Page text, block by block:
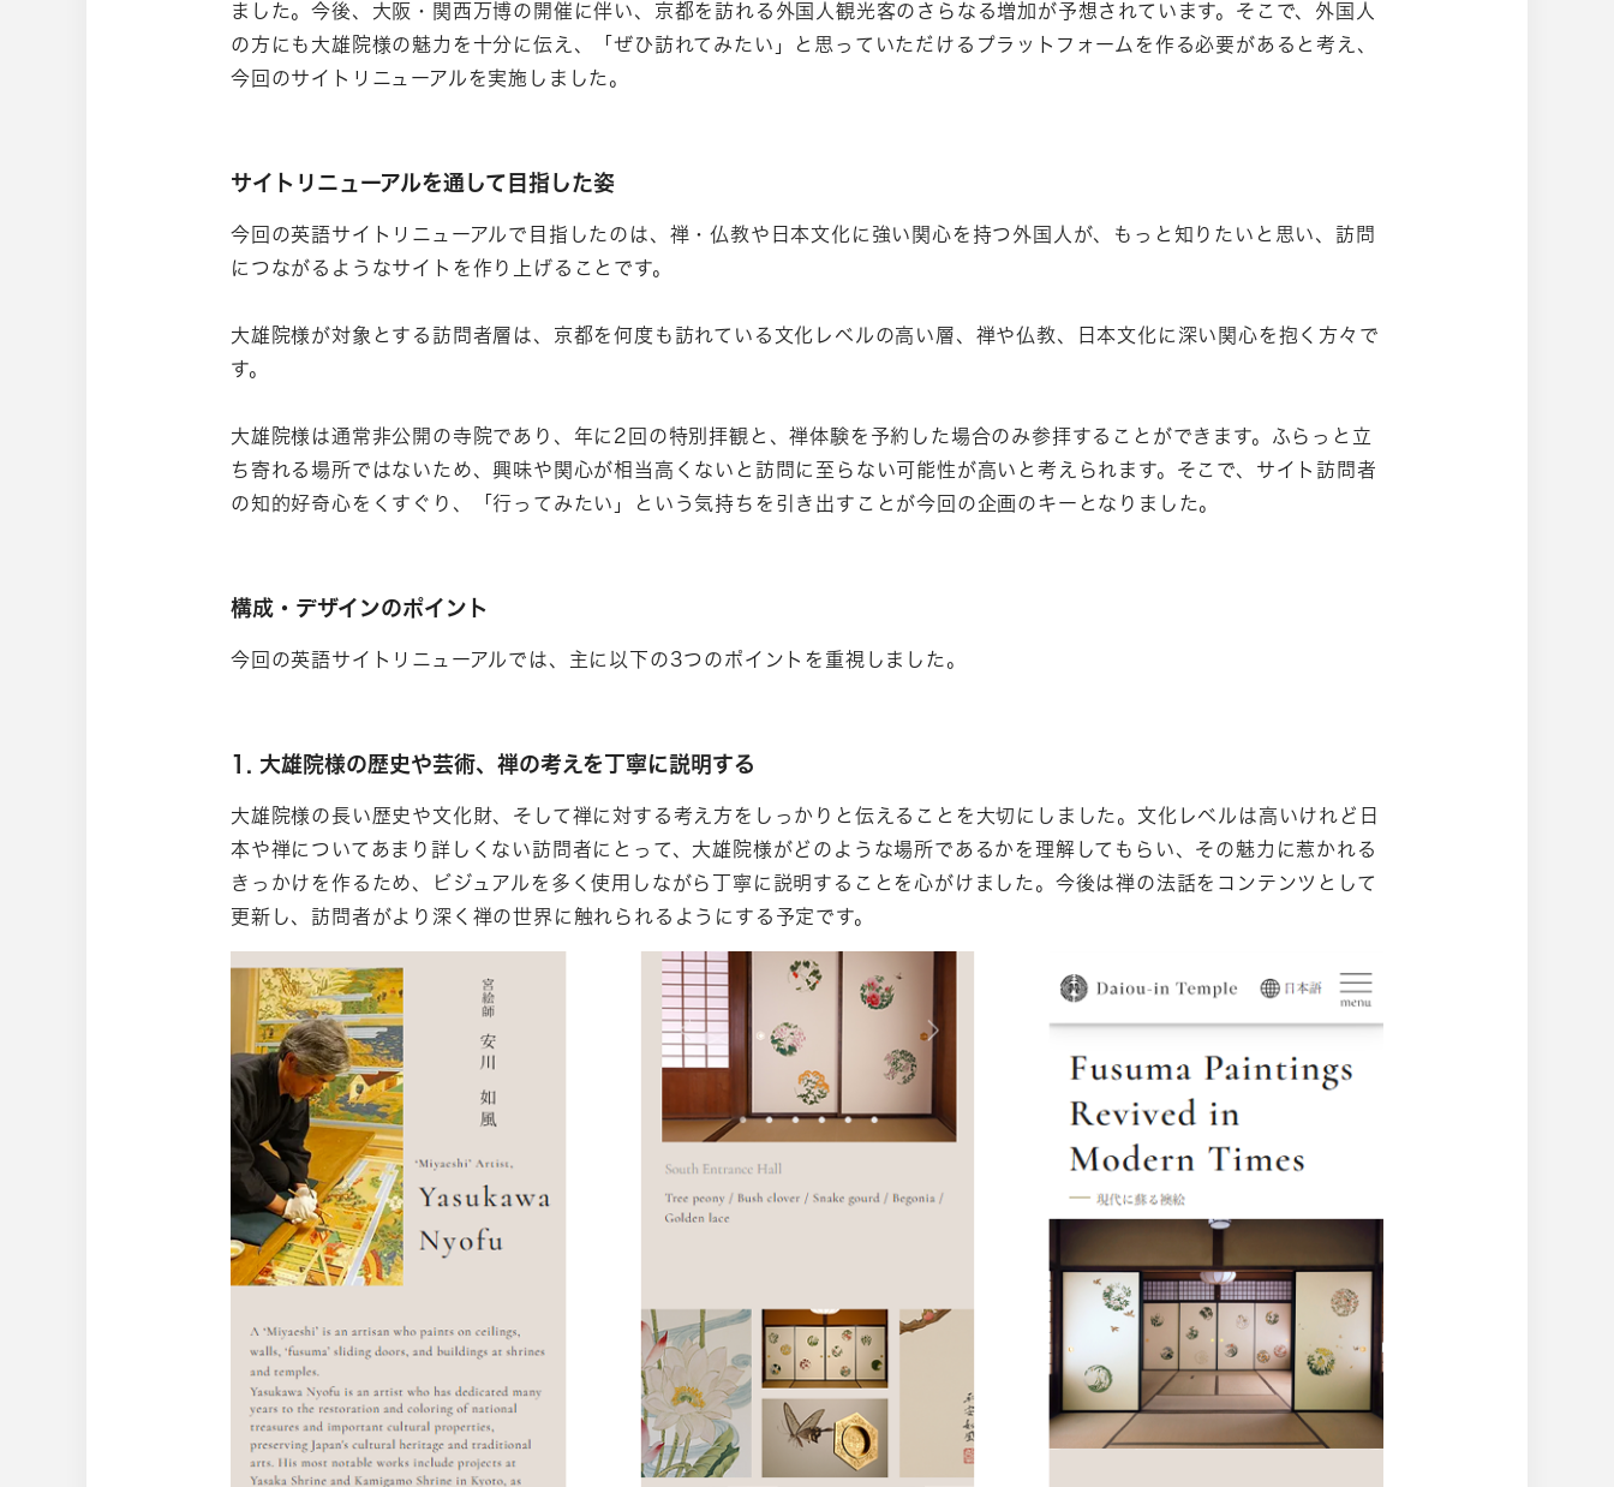
ました。今後、大阪・関西万博の開催に伴い、京都を訪れる外国人観光客のさらなる増加が予想されています。そこで、外国人
の方にも大雄院様の魅力を十分に伝え、「ぜひ訪れてみたい」と思っていただけるプラットフォームを作る必要があると考え、
今回のサイトリニューアルを実施しました。
サイトリニューアルを通して目指した姿
今回の英語サイトリニューアルで目指したのは、禅・仏教や日本文化に強い関心を持つ外国人が、もっと知りたいと思い、訪問
につながるようなサイトを作り上げることです。
大雄院様が対象とする訪問者層は、京都を何度も訪れている文化レベルの高い層、禅や仏教、日本文化に深い関心を抱く方々で
す。
大雄院様は通常非公開の寺院であり、年に2回の特別拝観と、禅体験を予約した場合のみ参拝することができます。ふらっと立
ち寄れる場所ではないため、興味や関心が相当高くないと訪問に至らない可能性が高いと考えられます。そこで、サイト訪問者
の知的好奇心をくすぐり、「行ってみたい」という気持ちを引き出すことが今回の企画のキーとなりました。
構成・デザインのポイント
今回の英語サイトリニューアルでは、主に以下の3つのポイントを重視しました。
1. 大雄院様の歴史や芸術、禅の考えを丁寧に説明する
大雄院様の長い歴史や文化財、そして禅に対する考え方をしっかりと伝えることを大切にしました。文化レベルは高いけれど日
本や禅についてあまり詳しくない訪問者にとって、大雄院様がどのような場所であるかを理解してもらい、その魅力に惹かれる
きっかけを作るため、ビジュアルを多く使用しながら丁寧に説明することを心がけました。今後は禅の法話をコンテンツとして
更新し、訪問者がより深く禅の世界に触れられるようにする予定です。